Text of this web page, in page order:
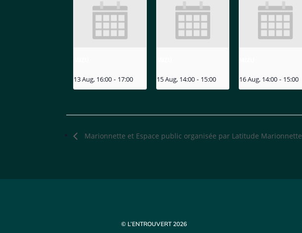
13 Aug, 16:00 - 17:00 15 Aug, 14:00 - 15:00 16 Aug, 14:00 - 15:00
Marionnette et Espace public organisée par Latitude Marionnette
© L’ENTROUVERT 2026